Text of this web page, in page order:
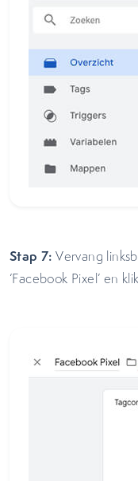
Stap 7: Vervang
‘Facebook Pixel’ en